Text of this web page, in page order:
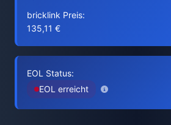
bricklink Preis:
135,11 €
EOL Status:
EOL erreicht